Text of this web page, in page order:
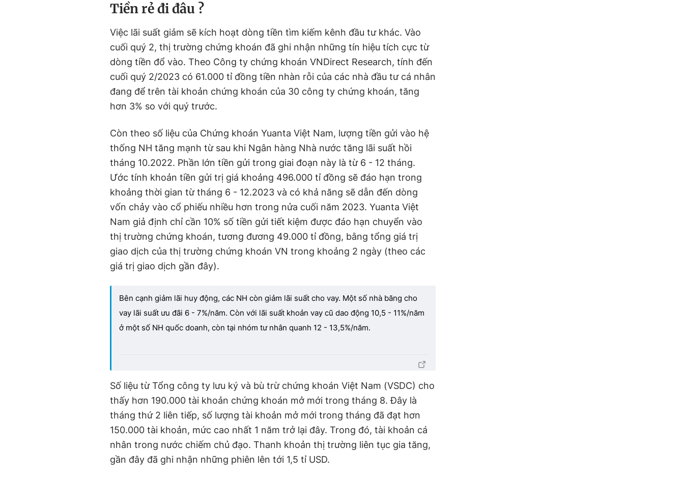
Tiền rẻ đi đâu ?
Việc lãi suất giảm sẽ kích hoạt dòng tiền tìm kiếm kênh đầu tư khác. Vào
cuối quý 2, thị trường chứng khoán đã ghi nhận những tín hiệu tích cực từ
dòng tiền đổ vào. Theo Công ty chứng khoán VNDirect Research, tính đến
cuối quý 2/2023 có 61.000 tỉ đồng tiền nhàn rỗi của các nhà đầu tư cá nhân
đang để trên tài khoản chứng khoán của 30 công ty chứng khoán, tăng
hơn 3% so với quý trước.
Còn theo số liệu của Chứng khoán Yuanta Việt Nam, lượng tiền gửi vào hệ
thống NH tăng mạnh từ sau khi Ngân hàng Nhà nước tăng lãi suất hồi
tháng 10.2022. Phần lớn tiền gửi trong giai đoạn này là từ 6 - 12 tháng.
Ước tính khoản tiền gửi trị giá khoảng 496.000 tỉ đồng sẽ đáo hạn trong
khoảng thời gian từ tháng 6 - 12.2023 và có khả năng sẽ dẫn đến dòng
vốn chảy vào cổ phiếu nhiều hơn trong nửa cuối năm 2023. Yuanta Việt
Nam giả định chỉ cần 10% số tiền gửi tiết kiệm được đáo hạn chuyển vào
thị trường chứng khoán, tương đương 49.000 tỉ đồng, bằng tổng giá trị
giao dịch của thị trường chứng khoán VN trong khoảng 2 ngày (theo các
giá trị giao dịch gần đây).
Bên cạnh giảm lãi huy động, các NH còn giảm lãi suất cho vay. Một số nhà băng cho
vay lãi suất ưu đãi 6 - 7%/năm. Còn với lãi suất khoản vay cũ dao động 10,5 - 11%/năm
ở một số NH quốc doanh, còn tại nhóm tư nhân quanh 12 - 13,5%/năm.
Số liệu từ Tổng công ty lưu ký và bù trừ chứng khoán Việt Nam (VSDC) cho
thấy hơn 190.000 tài khoản chứng khoán mở mới trong tháng 8. Đây là
tháng thứ 2 liên tiếp, số lượng tài khoản mở mới trong tháng đã đạt hơn
150.000 tài khoản, mức cao nhất 1 năm trở lại đây. Trong đó, tài khoản cá
nhân trong nước chiếm chủ đạo. Thanh khoản thị trường liên tục gia tăng,
gần đây đã ghi nhận những phiên lên tới 1,5 tỉ USD.